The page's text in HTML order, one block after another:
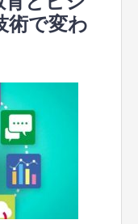
術で変わ